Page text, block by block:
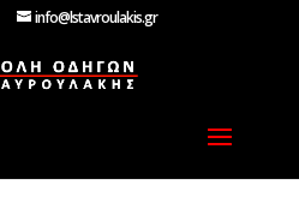
info@lstavroulakis.gr